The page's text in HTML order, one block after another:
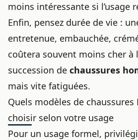
moins intéressante si l’usage
Enfin, pensez durée de vie :
entretenue, embauchée,
coûtera souvent moins cher à
succession de chaussures
mais vite fatiguées.
Quels modèles de
choisir selon votre usage
Pour un usage formel,